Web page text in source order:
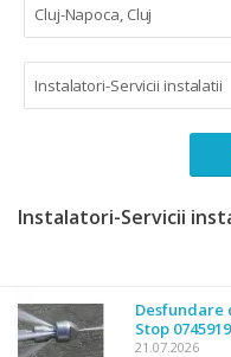
Cluj-Napoca, Cluj
Instalatori-Servicii instalatii
Instalatori-Servicii
Desfundare
Stop
21.07.2026